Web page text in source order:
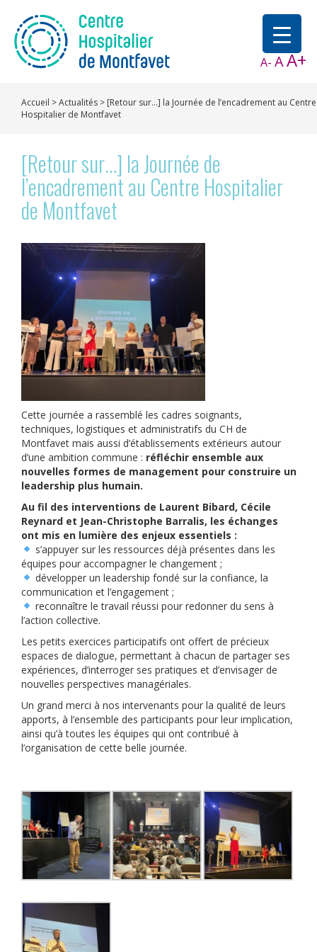
A- AA+
Accueil >Actualités > [Retour sur…] la Journée de l’encadrement au Centre
Hospitalier de Montfavet
[Retour sur…] la Journée de
l’encadrement au Centre Hospitalier
de Montfavet
Cette journée a rassemblé les cadres soignants,
techniques, logistiques et administratifs du CH de
Montfavet mais aussi d’établissements extérieurs autour
d’une ambition commune : réfléchir ensemble aux
nouvelles formes de management pour construire un
leadership plus humain.
Au fil des interventions de Laurent Bibard, Cécile
Reynard et Jean-Christophe Barralis, les échanges
ont mis en lumière des enjeux essentiels :
s’appuyer sur les ressources déjà présentes dans les
équipes pour accompagner le changement ;
développer un leadership fondé sur la confiance, la
communication et l’engagement ;
reconnaître le travail réussi pour redonner du sens à
l’action collective.
Les petits exercices participatifs ont offert de précieux
espaces de dialogue, permettant à chacun de partager ses
expériences, d’interroger ses pratiques et d’envisager de
nouvelles perspectives managériales.
Un grand merci à nos intervenants pour la qualité de leurs
apports, à l’ensemble des participants pour leur implication,
ainsi qu’à toutes les équipes qui ont contribué à
l’organisation de cette belle journée.